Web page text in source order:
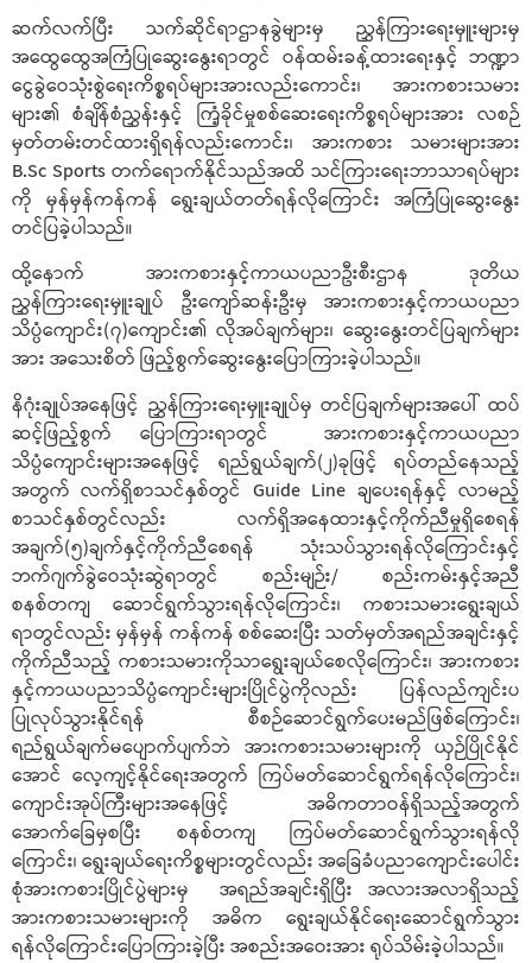
ဆက်လက်ပြီး သက်ဆိုင်ရာဌာနခွဲများမှ ညွှန်ကြားရေးမှူးများမှ
အထွေထွေအကြံပြုဆွေးနွေးရာတွင် ဝန်ထမ်းခန့်ထားရေးနှင့် ဘဏ္ဍာ
ငွေခွဲဝေသုံးစွဲရေးကိစ္စရပ်များအားလည်းကောင်း၊ အားကစားသမား
များ၏ စံချိန်စံညွှန်းနှင့် ကြံ့ခိုင်မှုစစ်ဆေးရေးကိစ္စရပ်များအား လစဉ်
မှတ်တမ်းတင်ထားရှိရန်လည်းကောင်း၊ အားကစား သမားများအား
B.Sc Sports တက်ရောက်နိုင်သည်အထိ သင်ကြားရေးဘာသာရပ်များ
ကို မှန်မှန်ကန်ကန် ရွေးချယ်တတ်ရန်လိုကြောင်း အကြံပြုဆွေးနွေး
တင်ပြခဲ့ပါသည်။
ထို့နောက် အားကစားနှင့်ကာယပညာဦးစီးဌာန ဒုတိယ
ညွှန်ကြားရေးမှူးချုပ် ဦးကျော်ဆန်းဦးမှ အားကစားနှင့်ကာယပညာ
သိပ္ပံကျောင်း(၇)ကျောင်း၏ လိုအပ်ချက်များ၊ ဆွေးနွေးတင်ပြချက်များ
အား အသေးစိတ် ဖြည့်စွက်ဆွေးနွေးပြောကြားခဲ့ပါသည်။
နိဂုံးချုပ်အနေဖြင့် ညွှန်ကြားရေးမှူးချုပ်မှ တင်ပြချက်များအပေါ် ထပ်
ဆင့်ဖြည့်စွက် ပြောကြားရာတွင် အားကစားနှင့်ကာယပညာ
သိပ္ပံကျောင်းများအနေဖြင့် ရည်ရွယ်ချက်(၂)ခုဖြင့် ရပ်တည်နေသည့်
အတွက် လက်ရှိစာသင်နှစ်တွင် Guide Line ချပေးရန်နှင့် လာမည့်
စာသင်နှစ်တွင်လည်း လက်ရှိအနေထားနှင့်ကိုက်ညီမှုရှိစေရန်
အချက်(၅)ချက်နှင့်ကိုက်ညီစေရန် သုံးသပ်သွားရန်လိုကြောင်းနှင့်
ဘက်ဂျက်ခွဲဝေသုံးဆွဲရာတွင် စည်းမျဉ်း/ စည်းကမ်းနှင့်အညီ
စနစ်တကျ ဆောင်ရွက်သွားရန်လိုကြောင်း၊ ကစားသမားရွေးချယ်
ရာတွင်လည်း မှန်မှန် ကန်ကန် စစ်ဆေးပြီး သတ်မှတ်အရည်အချင်းနှင့်
ကိုက်ညီသည့် ကစားသမားကိုသာရွေးချယ်စေလိုကြောင်း၊ အားကစား
နှင့်ကာယပညာသိပ္ပံကျောင်းများပြိုင်ပွဲကိုလည်း ပြန်လည်ကျင်းပ
ပြုလုပ်သွားနိုင်ရန် စီစဉ်ဆောင်ရွက်ပေးမည်ဖြစ်ကြောင်း၊
ရည်ရွယ်ချက်မပျောက်ပျက်ဘဲ အားကစားသမားများကို ယှဉ်ပြိုင်နိုင်
အောင် လေ့ကျင့်နိုင်ရေးအတွက် ကြပ်မတ်ဆောင်ရွက်ရန်လိုကြောင်း၊
ကျောင်းအုပ်ကြီးများအနေဖြင့် အဓိကတာဝန်ရှိသည့်အတွက်
အောက်ခြေမှစပြီး စနစ်တကျ ကြပ်မတ်ဆောင်ရွက်သွားရန်လို
ကြောင်း၊ ရွေးချယ်ရေးကိစ္စများတွင်လည်း အခြေခံပညာကျောင်းပေါင်း
စုံအားကစားပြိုင်ပွဲများမှ အရည်အချင်းရှိပြီး အလားအလာရှိသည့်
အားကစားသမားများကို အဓိက ရွေးချယ်နိုင်ရေးဆောင်ရွက်သွား
ရန်လိုကြောင်းပြောကြားခဲ့ပြီး အစည်းအဝေးအား ရုပ်သိမ်းခဲ့ပါသည်။